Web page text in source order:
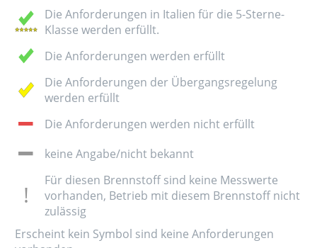
Die Anforderungen in Italien für die 5-Sterne-
Klasse werden erfüllt.
Die Anforderungen werden erfüllt
Die Anforderungen der Übergangsregelung
werden erfüllt
Die Anforderungen werden nicht erfüllt
keine Angabe/nicht bekannt
Für diesen Brennstoff sind keine Messwerte
vorhanden, Betrieb mit diesem Brennstoff nicht
zulässig
Erscheint kein Symbol sind keine Anforderungen